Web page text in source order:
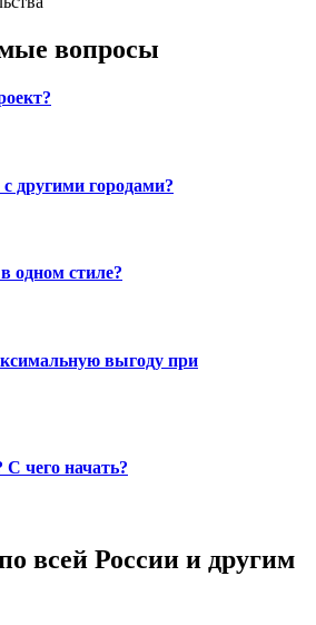
вопросы
другими городами?
одном стиле?
выгоду при
С чего начать?
всей России и другим